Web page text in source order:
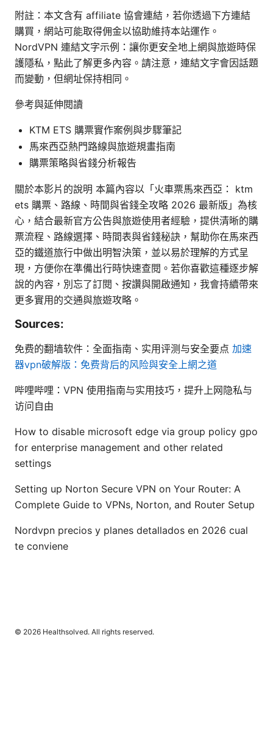
附註：本文含有 affiliate 協會連結，若你透過下方連結
購買，網站可能取得佣金以協助維持本站運作。
NordVPN 連結文字示例：讓你更安全地上網與旅遊時保
護隱私，點此了解更多內容。請注意，連結文字會因話題
而變動，但網址保持相同。
參考與延伸閱讀
KTM ETS 購票實作案例與步驟筆記
馬來西亞熱門路線與旅遊規畫指南
購票策略與省錢分析報告
關於本影片的說明 本篇內容以「火車票馬來西亞： ktm
ets 購票、路線、時間與省錢全攻略 2026 最新版」為核
心，結合最新官方公告與旅遊使用者經驗，提供清晰的購
票流程、路線選擇、時間表與省錢秘訣，幫助你在馬來西
亞的鐵道旅行中做出明智決策，並以易於理解的方式呈
現，方便你在準備出行時快速查閱。若你喜歡這種逐步解
說的內容，別忘了訂閱、按讚與開啟通知，我會持續帶來
更多實用的交通與旅遊攻略。
Sources:
免费的翻墙软件：全面指南、实用评测与安全要点 加速
器vpn破解版：免费背后的风险與安全上網之道
哔哩哔哩：VPN 使用指南与实用技巧，提升上网隐私与
访问自由
How to disable microsoft edge via group policy gpo
for enterprise management and other related
settings
Setting up Norton Secure VPN on Your Router: A
Complete Guide to VPNs, Norton, and Router Setup
Nordvpn precios y planes detallados en 2026 cual
te conviene
© 2026 Healthsolved. All rights reserved.